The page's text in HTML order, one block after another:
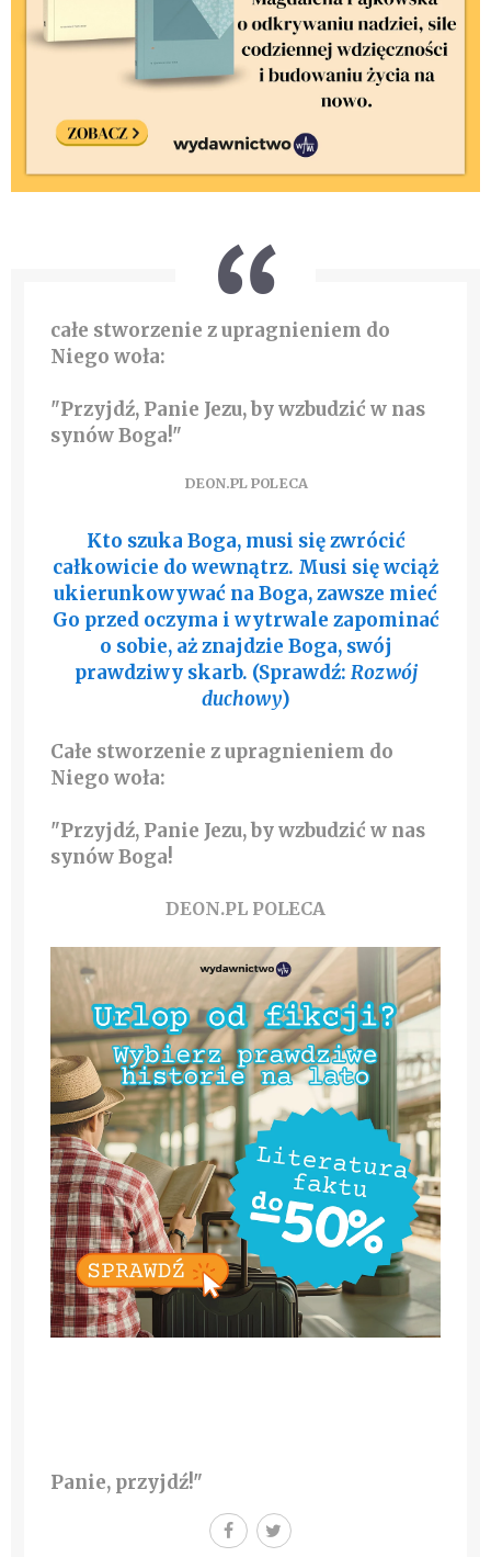
całe stworzenie z upragnieniem do
Niego woła:
"Przyjdź, Panie Jezu, by wzbudzić w nas
synów Boga!"
DEON.PL POLECA
Kto szuka Boga, musi się zwrócić
całkowicie do wewnątrz. Musi się wciąż
ukierunkowywać na Boga, zawsze mieć
Go przed oczyma i wytrwale zapominać
o sobie, aż znajdzie Boga, swój
prawdziwy skarb. (Sprawdź: Rozwój
duchowy)
Całe stworzenie z upragnieniem do
Niego woła:
"Przyjdź, Panie Jezu, by wzbudzić w nas
synów Boga!
DEON.PL POLECA
Panie, przyjdź!"